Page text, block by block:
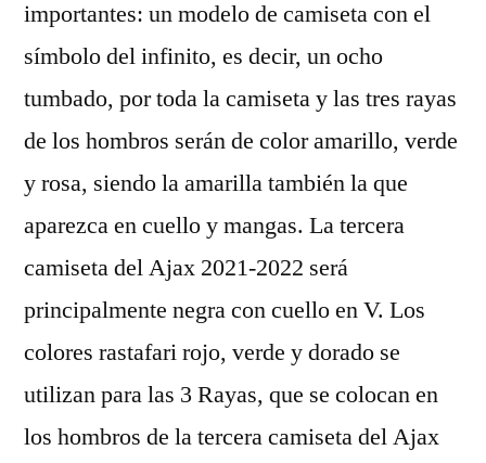
importantes: un modelo de camiseta con el
símbolo del infinito, es decir, un ocho
tumbado, por toda la camiseta y las tres rayas
de los hombros serán de color amarillo, verde
y rosa, siendo la amarilla también la que
aparezca en cuello y mangas. La tercera
camiseta del Ajax 2021-2022 será
principalmente negra con cuello en V. Los
colores rastafari rojo, verde y dorado se
utilizan para las 3 Rayas, que se colocan en
los hombros de la tercera camiseta del Ajax